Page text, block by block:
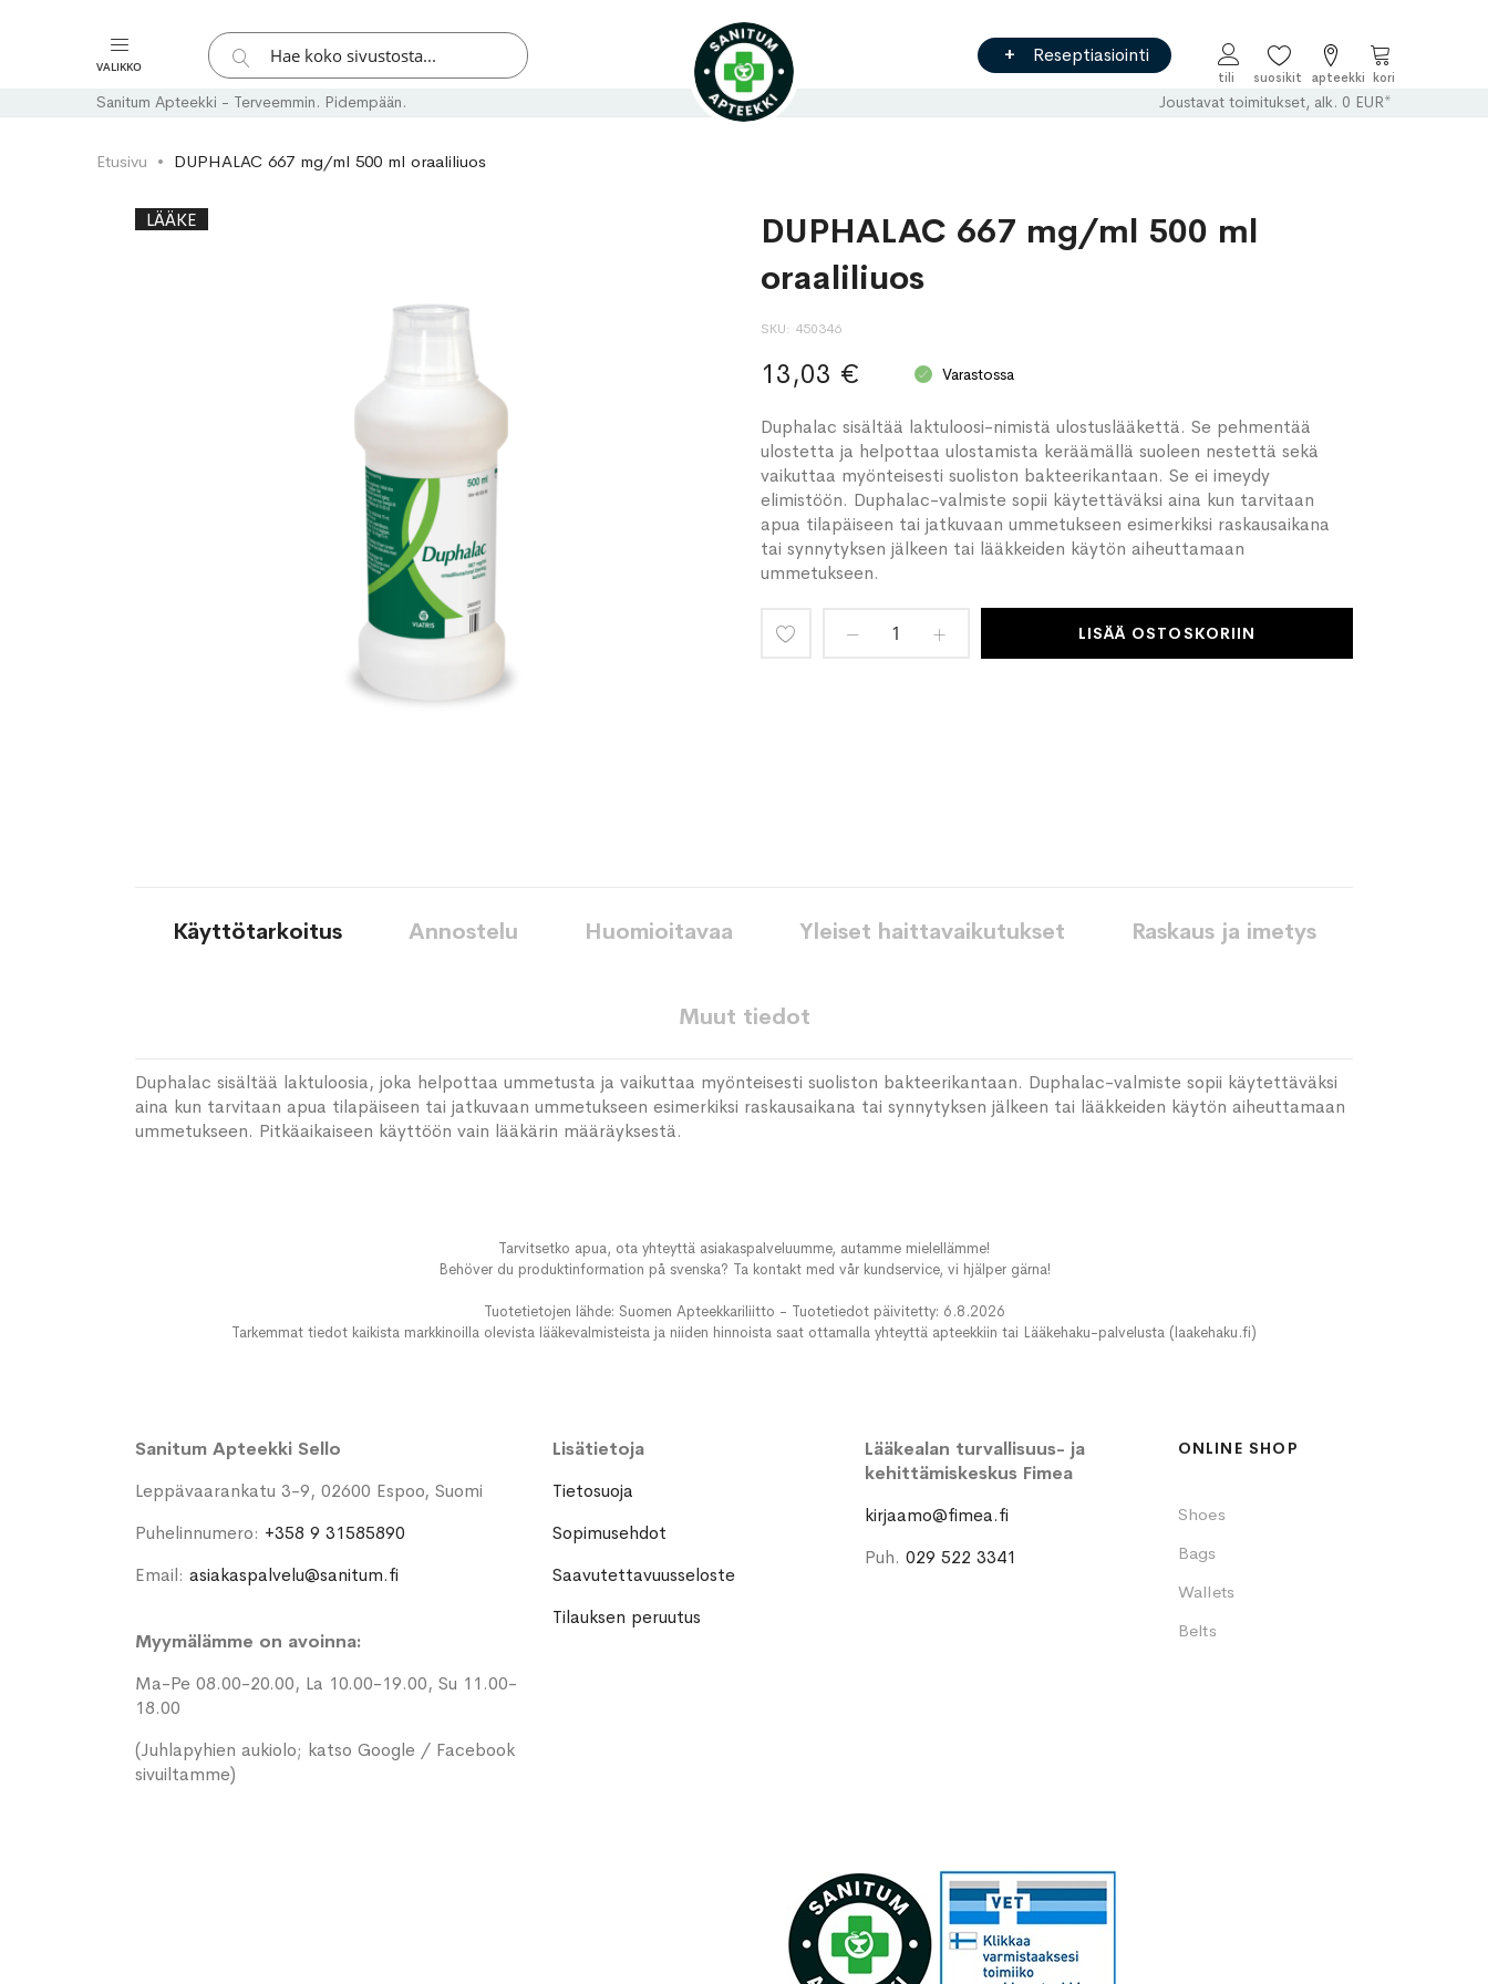
VALIKKO
Hae
Hae
Reseptiasiointi
Ostoskori
Sanitum Apteekki - Terveemmin. Pidempään. Joustavat toimitukset, alk. 0 EUR*
Etusivu DUPHALAC 667 mg/ml 500 ml oraaliliuos
Skip
Skip
LÄÄKE
DUPHALAC 667 mg/ml 500 ml
oraaliliuos
SKU 450346
13,03 € Varastossa
Duphalac sisältää laktuloosi-nimistä ulostuslääkettä. Se pehmentää
ulostetta ja helpottaa ulostamista keräämällä suoleen nestettä sekä
vaikuttaa myönteisesti suoliston bakteerikantaan. Se ei imeydy
elimistöön. Duphalac-valmiste sopii käytettäväksi aina kun tarvitaan
apua tilapäiseen tai jatkuvaan ummetukseen esimerkiksi raskausaikana
tai synnytyksen jälkeen tai lääkkeiden käytön aiheuttamaan
ummetukseen.
LISÄÄ OSTOSKORIIN
Käyttötarkoitus
Duphalac sisältää laktuloosia, joka helpottaa ummetusta ja vaikuttaa myönteisesti suoliston bakteerikantaan. Duphalac-valmiste sopii käytettäväksi
aina kun tarvitaan apua tilapäiseen tai jatkuvaan ummetukseen esimerkiksi raskausaikana tai synnytyksen jälkeen tai lääkkeiden käytön aiheuttamaan
ummetukseen. Pitkäaikaiseen käyttöön vain lääkärin määräyksestä.
Annostelu Huomioitavaa Yleiset haittavaikutukset Raskaus ja imetys
Muut tiedot
Tarvitsetko apua, ota yhteyttä asiakaspalveluumme, autamme mielellämme!
Behöver du produktinformation på svenska? Ta kontakt med vår kundservice, vi hjälper gärna!
Tuotetietojen lähde: Suomen Apteekkariliitto - Tuotetiedot päivitetty: 6.8.2026
Tarkemmat tiedot kaikista markkinoilla olevista lääkevalmisteista ja niiden hinnoista saat ottamalla yhteyttä apteekkiin tai Lääkehaku-palvelusta (laakehaku.fi)
Sanitum Apteekki Sello
Leppävaarankatu 3-9, 02600 Espoo, Suomi
Puhelinnumero: +358 9 31585890
Email: asiakaspalvelu@sanitum.fi
Myymälämme on avoinna:
Ma-Pe 08.00-20.00, La 10.00-19.00, Su 11.00-
18.00
(Juhlapyhien aukiolo; katso Google / Facebook
sivuiltamme)
Lisätietoja
Tietosuoja
Sopimusehdot
Saavutettavuusseloste
Tilauksen peruutus
Lääkealan turvallisuus- ja
kehittämiskeskus Fimea
kirjaamo@fimea.fi
Puh.029 522 3341
ONLINE SHOP
Shoes
Bags
Wallets
Belts